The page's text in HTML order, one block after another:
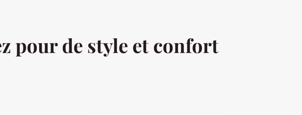
pour de style et confort